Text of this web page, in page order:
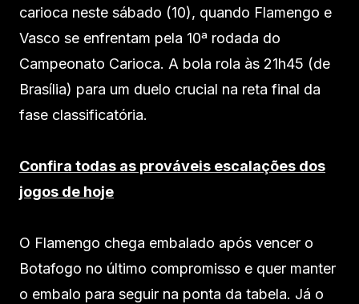
carioca neste sábado (10), quando Flamengo e
Vasco se enfrentam pela 10ª rodada do
Campeonato Carioca. A bola rola às 21h45 (de
Brasília) para um duelo crucial na reta final da
fase classificatória.
Confira todas as prováveis escalações dos
jogos de hoje
O Flamengo chega embalado após vencer o
Botafogo no último compromisso e quer manter
o embalo para seguir na ponta da tabela. Já o